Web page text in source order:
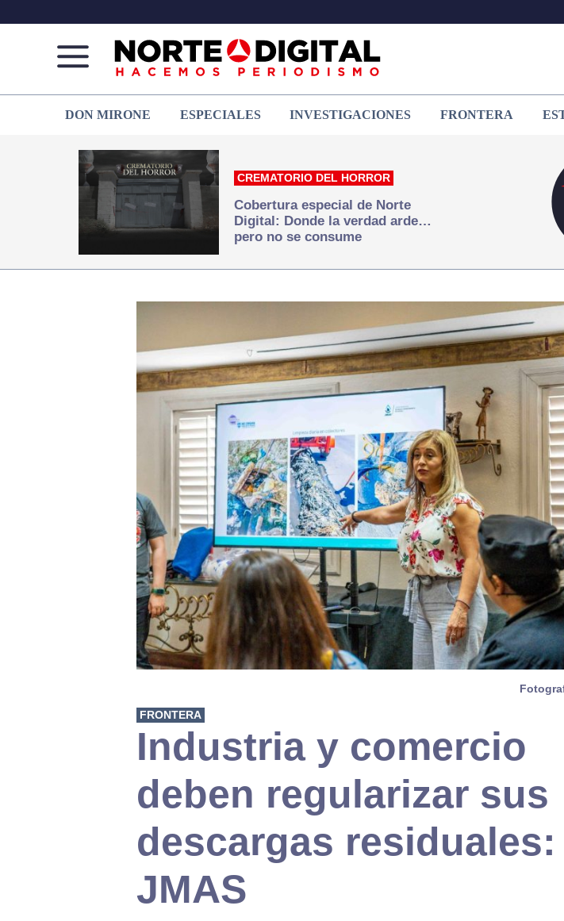
de
Juárez
que
hacemos periodismo
DON MIRONE ESPECIALES INVESTIGACIONES FRONTERA
CREMATORIO DEL HORROR
Cobertura especial de Norte
Digital: Donde la verdad arde…
pero no se consume
FRONTERA
Industria y comercio
deben regularizar sus
descargas residuales:
JMAS